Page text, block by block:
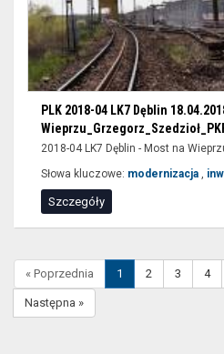
PLK 2018-04 LK7 Dęblin
2018-04 LK7 Dęblin - Most na
Słowa kluczowe: modernizacja ,
Szczegóły
« Poprzednia 1 2 3 4
Następna »